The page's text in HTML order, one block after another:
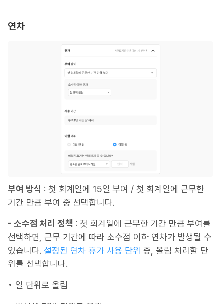
연차
부여 방식 : 첫 회계일에 15일 부여 / 첫 회계일에 근무한
기간 만큼 부여 중 선택합니다.
- 소수점 처리 정책 : 첫 회계일에 근무한 기간 만큼 부여를
선택하면, 근무 기간에 따라 소수점 이하 연차가 발생될 수
있습니다. 설정된 연차 휴가 사용 단위 중, 올림 처리할 단
위를 선택합니다.
• 일 단위로 올림